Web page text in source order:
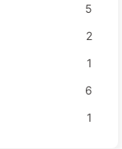
5
2
1
6
1